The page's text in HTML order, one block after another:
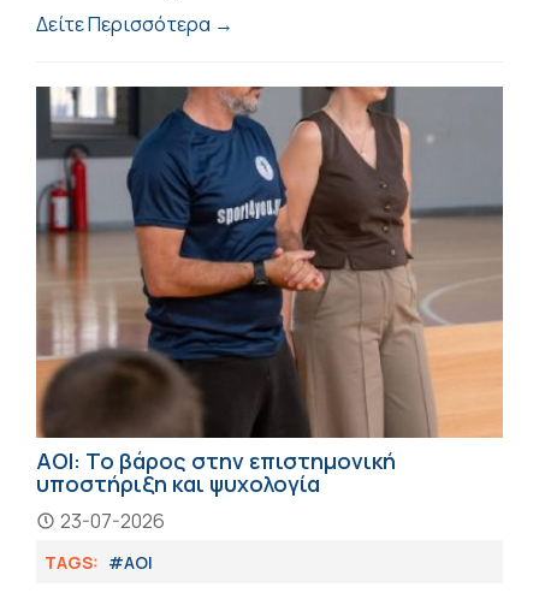
Δείτε Περισσότερα →
ΑΟΙ: Το βάρος στην επιστημονική
υποστήριξη και ψυχολογία
23-07-2026
TAGS: #ΑΟΙ